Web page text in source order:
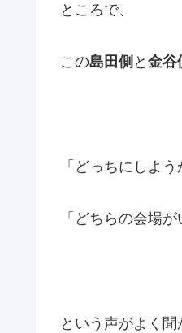
ところで、
この島田側 と 金谷
「どっちにしよう
「どちらの会場が
という声がよく聞